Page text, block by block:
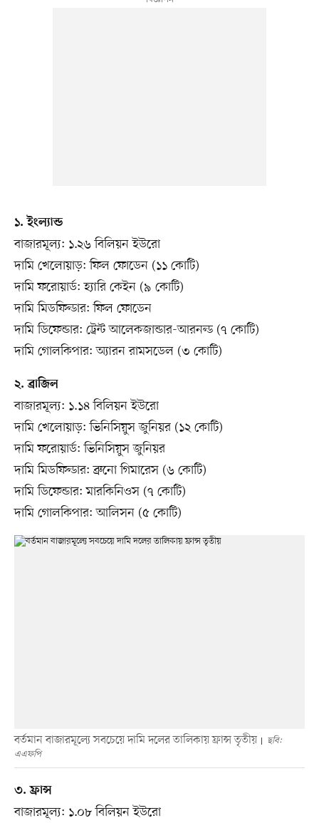
১. ইংল্যান্ড
বাজারমূল্য: ১.২৬ বিলিয়ন ইউরো
দামি খেলোয়াড়: ফিল ফোডেন (১১ কোটি)
দামি ফরোয়ার্ড: হ্যারি কেইন (৯ কোটি)
দামি মিডফিল্ডার: ফিল ফোডেন
দামি ডিফেন্ডার: ট্রেন্ট আলেকজান্ডার-আরনল্ড (৭ কোটি)
দামি গোলকিপার: অ্যারন রামসডেল (৩ কোটি)
২. ব্রাজিল
বাজারমূল্য: ১.১৪ বিলিয়ন ইউরো
দামি খেলোয়াড়: ভিনিসিয়ুস জুনিয়র (১২ কোটি)
দামি ফরোয়ার্ড: ভিনিসিয়ুস জুনিয়র
দামি মিডফিল্ডার: ব্রুনো গিমারেস (৬ কোটি)
দামি ডিফেন্ডার: মারকিনিওস (৭ কোটি)
দামি গোলকিপার: আলিসন (৫ কোটি)
বর্তমান বাজারমূল্যে সবচেয়ে দামি দলের তালিকায় ফ্রান্স তৃতীয়
ছবি:
এএফপি
৩. ফ্রান্স
বাজারমূল্য: ১.০৮ বিলিয়ন ইউরো